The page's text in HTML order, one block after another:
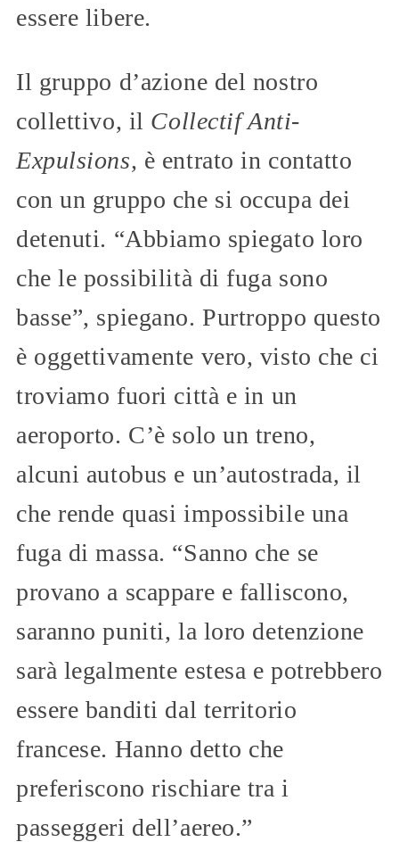
essere libere.
Il gruppo d’azione del nostro
collettivo, il Collectif Anti-
Expulsions, è entrato in contatto
con un gruppo che si occupa dei
detenuti. “Abbiamo spiegato loro
che le possibilità di fuga sono
basse”, spiegano. Purtroppo questo
è oggettivamente vero, visto che ci
troviamo fuori città e in un
aeroporto. C’è solo un treno,
alcuni autobus e un’autostrada, il
che rende quasi impossibile una
fuga di massa. “Sanno che se
provano a scappare e falliscono,
saranno puniti, la loro detenzione
sarà legalmente estesa e potrebbero
essere banditi dal territorio
francese. Hanno detto che
preferiscono rischiare tra i
passeggeri dell’aereo.”